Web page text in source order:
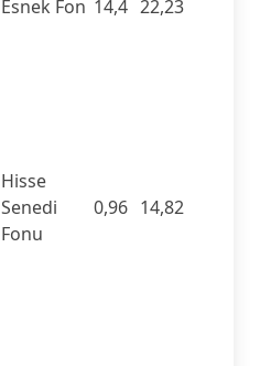
Esnek Fon 14,4 22,23
Hisse
Senedi
Fonu
0,96 14,82